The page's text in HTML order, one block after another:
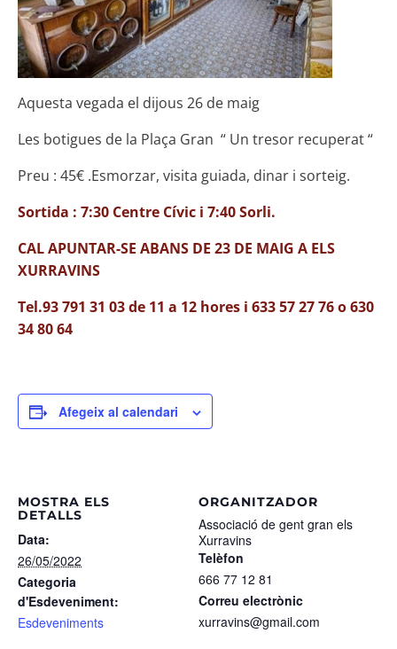
Aquesta vegada el dijous 26 de maig
Les botigues de la Plaça Gran “ Un tresor recuperat “
Preu : 45€ .Esmorzar, visita guiada, dinar i sorteig.
Sortida : 7:30 Centre Cívic i 7:40 Sorli.
CAL APUNTAR-SE ABANS DE 23 DE MAIG A ELS
XURRAVINS
Tel.93 791 31 03 de 11 a 12 hores i 633 57 27 76 o 630
34 80 64
Afegeix al calendari
MOSTRA ELS
DETALLS
Data:
26/05/2022
Categoria
d'Esdeveniment:
Esdeveniments
ORGANITZADOR
Associació de gent gran els
Xurravins
Telèfon
666 77 12 81
Correu electrònic
xurravins@gmail.com